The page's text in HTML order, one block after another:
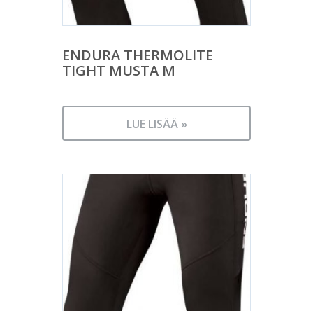
ENDURA THERMOLITE
TIGHT MUSTA M
LUE LISÄÄ »